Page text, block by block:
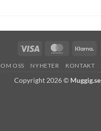
Visa MasterCard
OM OSS NYHETER KONTAKT
Copyright 2026 © Muggig.se